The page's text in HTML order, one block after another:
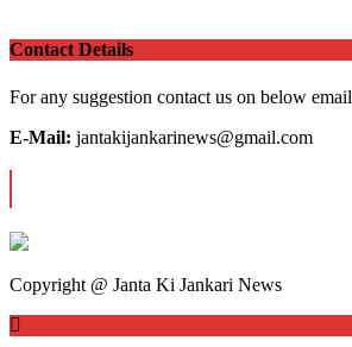
Contact Details
For any suggestion contact us on below email
E-Mail: jantakijankarinews@gmail.com
Copyright @ Janta Ki Jankari News